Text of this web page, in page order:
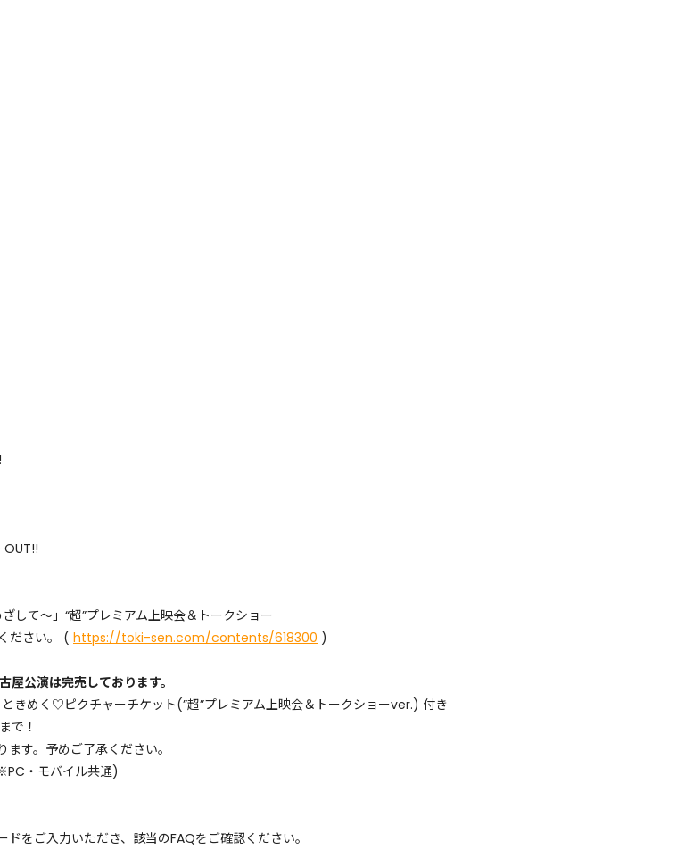
OUT!!
て〜」“超”プレミアム上映会＆トークショー
ださい。 ( https://toki-sen.com/contents/618300 )
公演は完売しております。
めく♡ピクチャーチケット(”超”プレミアム上映会＆トークショーver.) 付き
で！
す。予めご了承ください。
・モバイル共通)
をご入力いただき、該当のFAQをご確認ください。